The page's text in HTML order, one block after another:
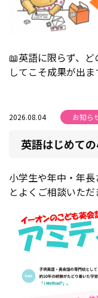
📖英語に限らず、
してこそ成果が出
2026.08.04 お知ら
英語はじめて
小学生や年中・年長
とよくご相談いただ